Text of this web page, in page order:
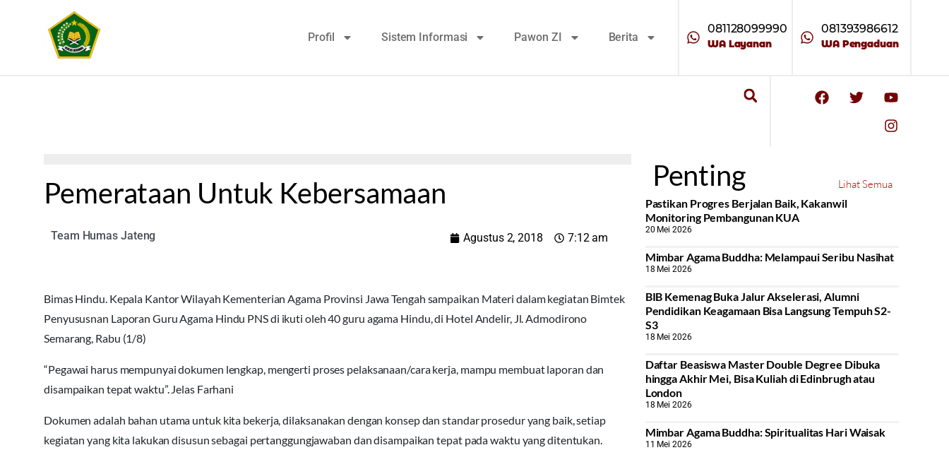
Profil Sistem Informasi Pawon ZI Berita
081128099990
WA Layanan
081393986612
WA Pengaduan
Pemerataan Untuk Kebersamaan
Team Humas Jateng Agustus 2, 2018 7:12 am
Bimas Hindu. Kepala Kantor Wilayah Kementerian Agama Provinsi Jawa Tengah sampaikan Materi dalam kegiatan Bimtek
Penyususnan Laporan Guru Agama Hindu PNS di ikuti oleh 40 guru agama Hindu, di Hotel Andelir, Jl. Admodirono
Semarang, Rabu (1/8)
“Pegawai harus mempunyai dokumen lengkap, mengerti proses pelaksanaan/cara kerja, mampu membuat laporan dan
disampaikan tepat waktu”. Jelas Farhani
Dokumen adalah bahan utama untuk kita bekerja, dilaksanakan dengan konsep dan standar prosedur yang baik, setiap
kegiatan yang kita lakukan disusun sebagai pertanggungjawaban dan disampaikan tepat pada waktu yang ditentukan.
Penting
Lihat Semua
Pastikan Progres Berjalan Baik, Kakanwil
Monitoring Pembangunan KUA
20 Mei 2026
Mimbar Agama Buddha: Melampaui Seribu Nasihat
18 Mei 2026
BIB Kemenag Buka Jalur Akselerasi, Alumni
Pendidikan Keagamaan Bisa Langsung Tempuh S2-
S3
18 Mei 2026
Daftar Beasiswa Master Double Degree Dibuka
hingga Akhir Mei, Bisa Kuliah di Edinbrugh atau
London
18 Mei 2026
Mimbar Agama Buddha: Spiritualitas Hari Waisak
11 Mei 2026